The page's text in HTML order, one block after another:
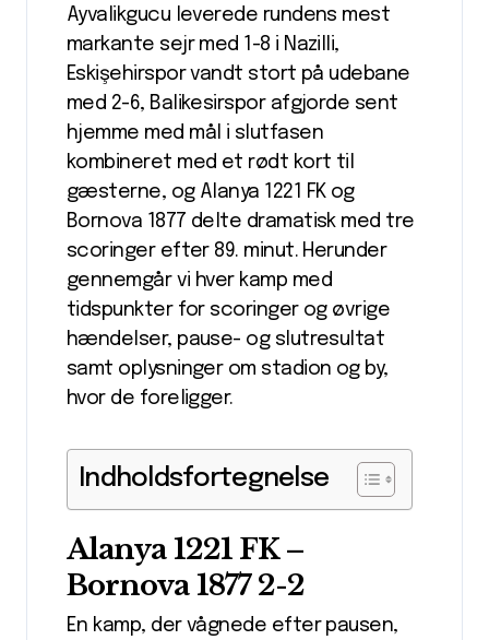
Ayvalikgucu leverede rundens mest
markante sejr med 1-8 i Nazilli,
Eskişehirspor vandt stort på udebane
med 2-6, Balikesirspor afgjorde sent
hjemme med mål i slutfasen
kombineret med et rødt kort til
gæsterne, og Alanya 1221 FK og
Bornova 1877 delte dramatisk med tre
scoringer efter 89. minut. Herunder
gennemgår vi hver kamp med
tidspunkter for scoringer og øvrige
hændelser, pause- og slutresultat
samt oplysninger om stadion og by,
hvor de foreligger.
Indholdsfortegnelse
Alanya 1221 FK –
Bornova 1877 2-2
En kamp, der vågnede efter pausen,